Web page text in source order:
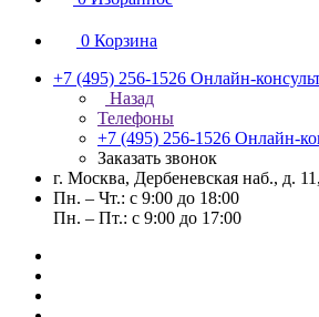
0 Корзина
+7 (495) 256-1526 Онлайн-
Назад
Телефоны
+7 (495) 256-1526 Онлайн-
Заказать звонок
г. Москва, Дербеневская наб., д.
Пн. – Чт.: с 9:00 до 18:00
Пн. – Пт.: с 9:00 до 17:00